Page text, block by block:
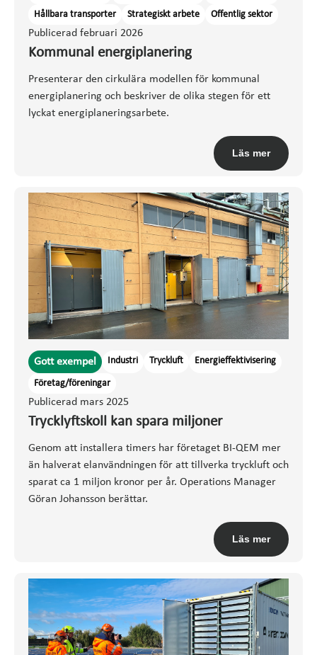
Publicerad februari 2026
Kommunal energiplanering
Presenterar den cirkulära modellen för kommunal
energiplanering och beskriver de olika stegen för ett
lyckat energiplaneringsarbete.
Hållbara transporter Strategiskt arbete Offentlig sektor
Läs mer
Publicerad mars 2025
Trycklyftskoll kan spara miljoner
Genom att installera timers har företaget BI-QEM mer
än halverat elanvändningen för att tillverka tryckluft och
sparat ca 1 miljon kronor per år. Operations Manager
Göran Johansson berättar.
Gott exempel Industri Tryckluft Energieffektivisering
Företag/föreningar
Läs mer